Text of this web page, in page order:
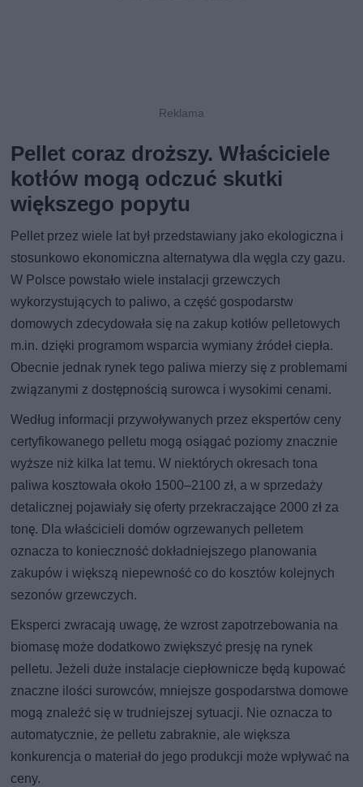
Pellet coraz droższy. Właściciele
kotłów mogą odczuć skutki
większego popytu
Pellet przez wiele lat był przedstawiany jako ekologiczna i
stosunkowo ekonomiczna alternatywa dla węgla czy gazu.
W Polsce powstało wiele instalacji grzewczych
wykorzystujących to paliwo, a część gospodarstw
domowych zdecydowała się na zakup kotłów pelletowych
m.in. dzięki programom wsparcia wymiany źródeł ciepła.
Obecnie jednak rynek tego paliwa mierzy się z problemami
związanymi z dostępnością surowca i wysokimi cenami.
Według informacji przywoływanych przez ekspertów ceny
certyfikowanego pelletu mogą osiągać poziomy znacznie
wyższe niż kilka lat temu. W niektórych okresach tona
paliwa kosztowała około 1500–2100 zł, a w sprzedaży
detalicznej pojawiały się oferty przekraczające 2000 zł za
tonę. Dla właścicieli domów ogrzewanych pelletem
oznacza to konieczność dokładniejszego planowania
zakupów i większą niepewność co do kosztów kolejnych
sezonów grzewczych.
Eksperci zwracają uwagę, że wzrost zapotrzebowania na
biomasę może dodatkowo zwiększyć presję na rynek
pelletu. Jeżeli duże instalacje ciepłownicze będą kupować
znaczne ilości surowców, mniejsze gospodarstwa domowe
mogą znaleźć się w trudniejszej sytuacji. Nie oznacza to
automatycznie, że pelletu zabraknie, ale większa
konkurencja o materiał do jego produkcji może wpływać na
ceny.